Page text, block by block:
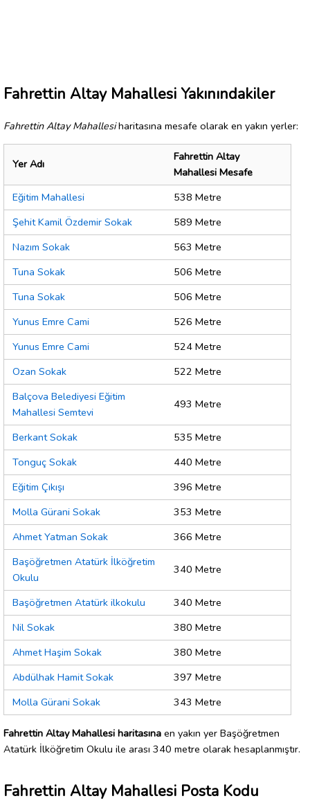
Fahrettin Altay Mahallesi Yakınındakiler
Fahrettin Altay Mahallesiharitasına mesafe olarak en yakın yerler:
Yer Adı
Fahrettin Altay
Mahallesi Mesafe
Eğitim Mahallesi
538 Metre
Şehit Kamil Özdemir Sokak
589 Metre
Nazım Sokak
563 Metre
Tuna Sokak
506 Metre
Tuna Sokak
506 Metre
Yunus Emre Cami
526 Metre
Yunus Emre Cami
524 Metre
Ozan Sokak
522 Metre
Balçova Belediyesi Eğitim
Mahallesi Semtevi
493 Metre
Berkant Sokak
535 Metre
Tonguç Sokak
440 Metre
Eğitim Çıkışı
396 Metre
Molla Gürani Sokak
353 Metre
Ahmet Yatman Sokak
366 Metre
Başöğretmen Atatürk İlköğretim
Okulu
340 Metre
Başöğretmen Atatürk ilkokulu
340 Metre
Nil Sokak
380 Metre
Ahmet Haşim Sokak
380 Metre
Abdülhak Hamit Sokak
397 Metre
Molla Gürani Sokak
343 Metre
Fahrettin Altay Mahallesi haritasına en yakın yer Başöğretmen
Atatürk İlköğretim Okulu ile arası 340 metre olarak hesaplanmıştır.
Fahrettin Altay Mahallesi Posta Kodu